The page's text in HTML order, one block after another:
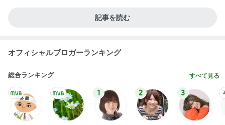
記事を読む
オフィシャルブロガーランキング
総合ランキング すべて見る
1 2 3